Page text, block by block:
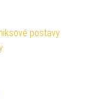
postavy